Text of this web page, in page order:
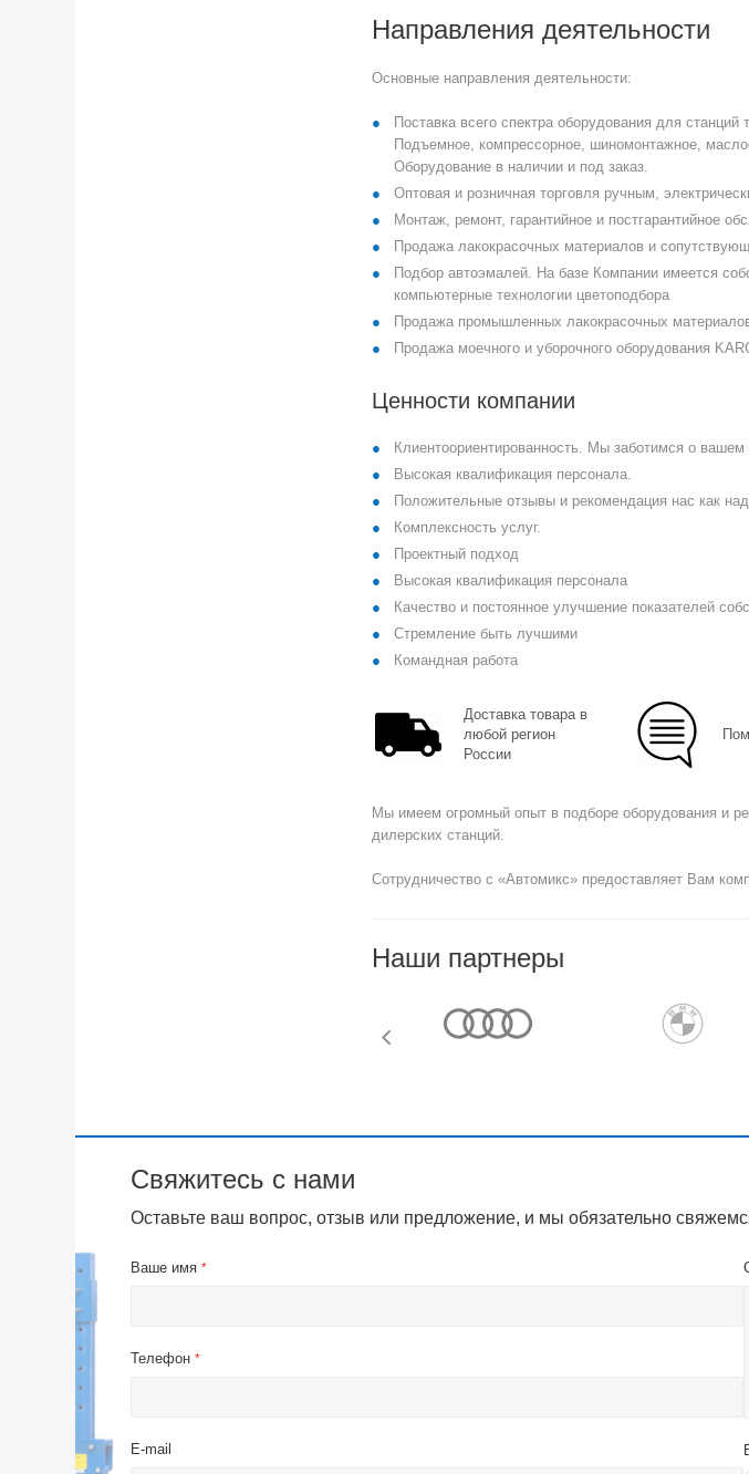
Направления деятельности
Основные направления деятельности:
Поставка всего спектра оборудования для
Подъемное, компрессорное, шиномонтажное,
Оборудование в наличии и под заказ.
Оптовая и розничная торговля ручным,
Монтаж, ремонт, гарантийное и постгарантийное
Продажа лакокрасочных материалов и
Подбор автоэмалей. На базе Компании имеется
компьютерные технологии цветоподбора
Продажа промышленных лакокрасочных
Продажа моечного и уборочного оборудования
Ценности компании
Клиентоориентированность. Мы заботимся о вашем
Высокая квалификация персонала.
Положительные отзывы и рекомендация нас как
Комплексность услуг.
Проектный подход
Высокая квалификация персонала
Качество и постоянное улучшение показателей
Стремление быть лучшими
Командная работа
Доставка товара в
любой регион
России
Мы имеем огромный опыт в подборе оборудования и
дилерских станций.
Сотрудничество с «Автомикс» предоставляет Вам
Наши партнеры
Свяжитесь с нами
Оставьте ваш вопрос, отзыв или предложение, и мы обязательно
Ваше имя *
Телефон *
E-mail